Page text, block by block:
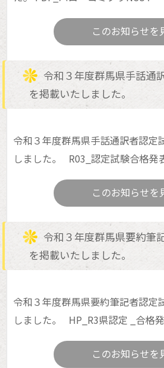
このお知らせを
令和３年度群馬県手話通
を掲載いたしました。
令和３年度群馬県手話通訳者認定
しました。 R03_認定試験合格発
このお知らせを
令和３年度群馬県要約筆
を掲載いたしました。
令和３年度群馬県要約筆記者認定
しました。 HP_R3県認定 _合格
このお知らせを